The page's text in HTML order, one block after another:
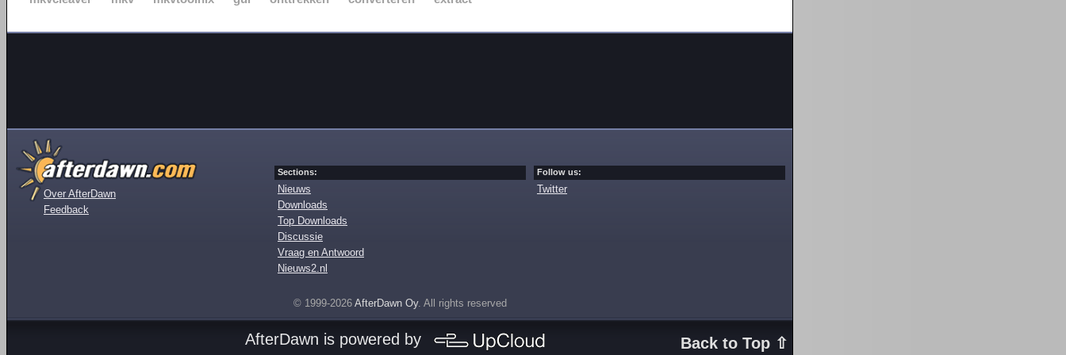
Over AfterDawn
Feedback
Sections:
Nieuws
Downloads
Top Downloads
Discussie
Vraag en Antwoord
Nieuws2.nl
Follow us:
Twitter
© 1999-2026 AfterDawn Oy. All rights reserved
Back to Top ⇧
AfterDawn is powered by